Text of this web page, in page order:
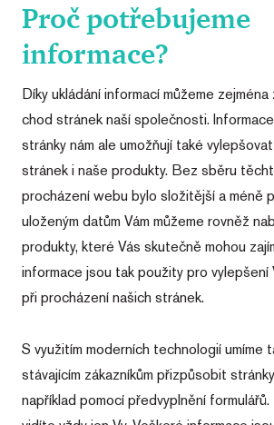
Proč potřebujeme
informace?
Díky ukládání informací můžeme
chod stránek naší společnosti.
stránky nám ale umožňují také
stránek i naše produkty. Bez sběru
procházení webu bylo složitější a méně
uloženým datům Vám můžeme rovněž
produkty, které Vás skutečně mohou
informace jsou tak použity pro vylepšení
při procházení našich stránek.
S využitím moderních technologií umíme
stávajícím zákazníkům přizpůsobit
například pomocí předvyplnění